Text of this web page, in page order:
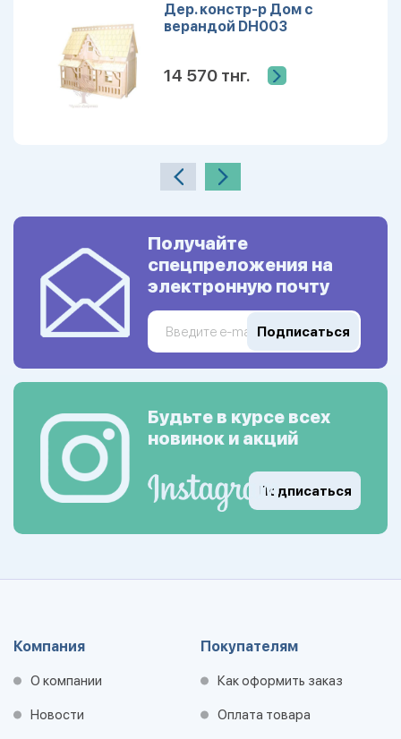
Дер. констр-р Дом с
верандой DH003
14 570 тнг.
Получайте
спецпреложения на
электронную почту
Подписаться
Будьте в курсе всех
новинок и акций
Подписаться
Компания
О компании
Новости
Покупателям
Как оформить заказ
Оплата товара